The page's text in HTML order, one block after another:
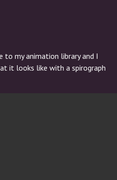
my animation library and I
it looks like with a spirograph